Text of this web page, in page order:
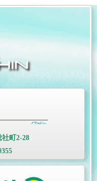
町2-28